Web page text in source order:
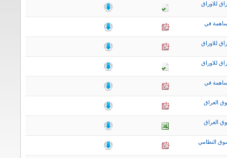
للاوراق
في
للاوراق
للاوراق
في
العراق
العراق
النظامي